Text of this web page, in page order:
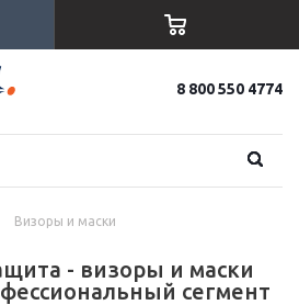
8 800 550 4774
Визоры и маски
- визоры и маски
сегмент